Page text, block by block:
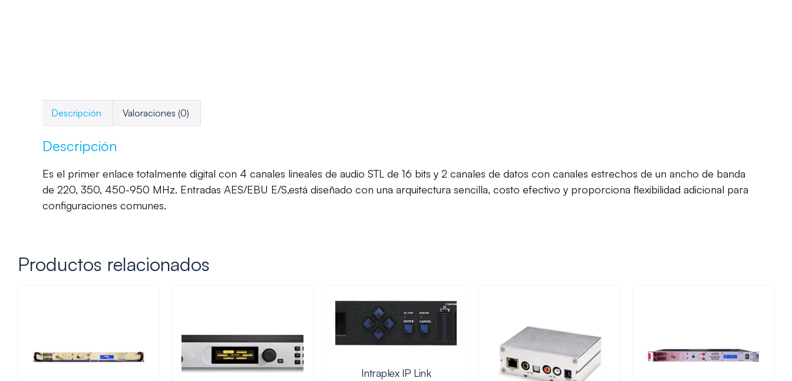
Descripción Valoraciones (0)
Descripción
Es el primer enlace totalmente digital con 4 canales lineales de audio STL de 16 bits y 2 canales de datos con canales estrechos de un ancho de banda
de 220, 350, 450-950 MHz. Entradas AES/EBU E/S,está diseñado con una arquitectura sencilla, costo efectivo y proporciona flexibilidad adicional para
configuraciones comunes.
Productos relacionados
Intraplex IP Link